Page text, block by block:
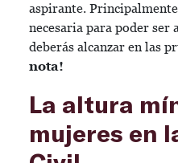
aspirante.
necesaria para poder ser
deberás alcanzar en las
nota!
La altura
mujeres en